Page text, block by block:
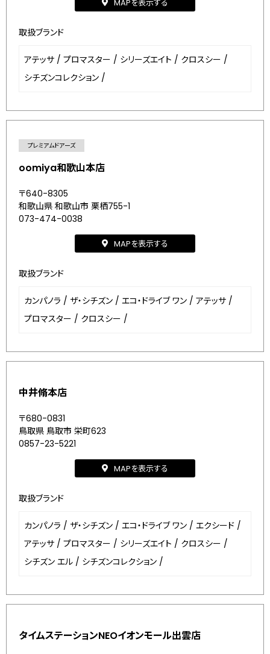
MAPを表示する
取扱ブランド
アテッサ / プロマスター / シリーズエイト / クロスシー /
シチズンコレクション /
プレミアムドアーズ
oomiya和歌山本店
〒640-8305
和歌山県 和歌山市 栗栖755-1
073-474-0038
MAPを表示する
取扱ブランド
カンパノラ / ザ・シチズン / エコ・ドライブ ワン / アテッサ /
プロマスター / クロスシー /
中井脩本店
〒680-0831
鳥取県 鳥取市 栄町623
0857-23-5221
MAPを表示する
取扱ブランド
カンパノラ / ザ・シチズン / エコ・ドライブ ワン / エクシード /
アテッサ / プロマスター / シリーズエイト / クロスシー /
シチズン エル / シチズンコレクション /
タイムステーションNEOイオンモール出雲店